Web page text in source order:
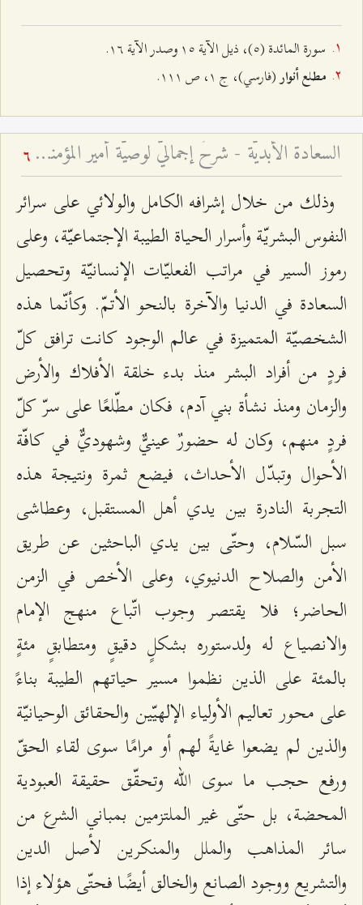
سورة المائدة (٥)، ذيل الآية ۱٥ وصدر الآیة ۱٦.
مطلع أنوار(فارسي)، ج ۱، ص ۱۱۱.
السعادة الأبديّة - شرحٌ إجماليٌّ لوصيّة أمير المؤمنين للإمام الحسن المجتبى عليهما السّلام في حاضرين 6
وذلك من خلال إشرافه الكامل والولائي على سرائر
النفوس البشريّة وأسرار الحياة الطيبة الإجتماعيّة، وعلى
رموز السير في مراتب الفعليّات الإنسانيّة وتحصيل
السعادة في الدنيا والآخرة بالنحو الأتمّ. وكأنّما هذه
الشخصيّة المتميزة في عالم الوجود كانت ترافق كلّ
فردٍ من أفراد البشر منذ بدء خلقة الأفلاك والأرض
والزمان ومنذ نشأة بني آدم، فكان مطّلعًا على سرّ كلّ
فردٍ منهم، وكان له حضورٌ عينيٌّ وشهوديٌّ في كافّة
الأحوال وتبدّل الأحداث، فيضع ثمرة ونتيجة هذه
التجربة النادرة بين يدي أهل المستقبل، وعطاشى
سبل السّلام، وحتّى بين يدي الباحثين عن طريق
الأمن والصلاح الدنيوي، وعلى الأخص في الزمن
الحاضر؛ فلا يقتصر وجوب اتّباع منهج الإمام
والانصياع له ولدستوره بشكلٍ دقيقٍ ومتطابقٍ مئةٍ
بالمئة على الذين نظموا مسير حياتهم الطيبة بناءً
على محور تعاليم الأولياء الإلهيّين والحقائق الوحيانيّة
والذين لم يضعوا غايةً لهم أو مرامًا سوى لقاء الحقّ
ورفع حجب ما سوى الله وتحقّق حقيقة العبودية
المحضة، بل حتّى غير الملتزمين بمباني الشرع من
سائر المذاهب والملل والمنكرين لأصل الدين
والتشريع ووجود الصانع والخالق أيضًا فحتّى هؤلاء إذا